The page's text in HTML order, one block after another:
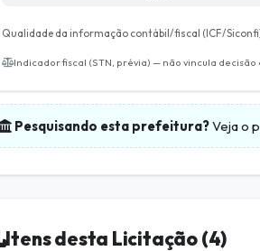
Qualidade da informação contábil/fiscal (ICF/
Indicador fiscal (STN, prévia) — não vincula decisão
Pesquisando esta prefeitura?Veja o
Itens desta Licitação (4)